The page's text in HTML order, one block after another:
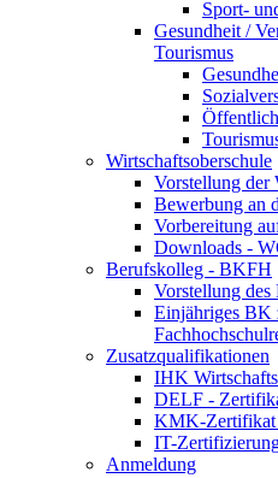
Sport-
Gesundheit /
Tourismus
Wirtschaftsoberschule
Vorstellung der
Bewerbung an
Vorbereitung
Downloads -
Berufskolleg - BKFH
Vorstellung
Einjähriges BK
Zusatzqualifikationen
IHK
DELF -
KMK-Zertifikat
IT-
Anmeldung